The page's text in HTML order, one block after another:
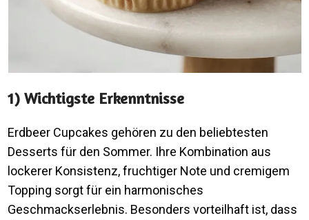
1) Wichtigste Erkenntnisse
Erdbeer Cupcakes gehören zu den beliebtesten
Desserts für den Sommer. Ihre Kombination aus
lockerer Konsistenz, fruchtiger Note und cremigem
Topping sorgt für ein harmonisches
Geschmackserlebnis. Besonders vorteilhaft ist, dass